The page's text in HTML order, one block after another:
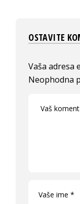
OSTAVITE
Vaša adresa
Neophodna